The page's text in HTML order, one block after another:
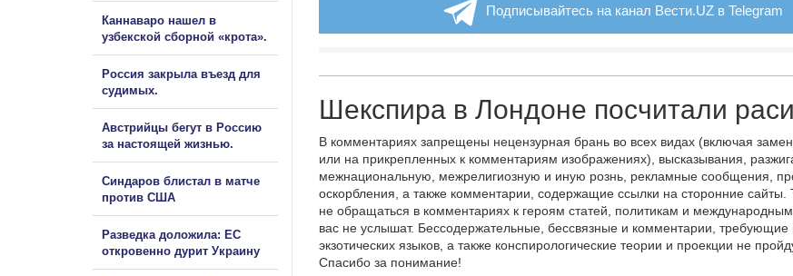
Подписывайтесь на канал Вести.UZ в Telegram
Шекспира в Лондоне посчитали
В комментариях запрещены нецензурная брань во всех видах (включая
или на прикрепленных к комментариям изображениях), высказывания,
межнациональную, межрелигиозную и иную рознь, рекламные сообщения,
оскорбления, а также комментарии, содержащие ссылки на сторонние сайты.
не обращаться в комментариях к героям статей, политикам и
вас не услышат. Бессодержательные, бессвязные и комментарии, требующие
экзотических языков, а также конспирологические теории и проекции не
Спасибо за понимание!
Каннаваро нашел в
узбекской сборной «крота».
Россия закрыла въезд для
судимых.
Австрийцы бегут в Россию
за настоящей жизнью.
Синдаров блистал в матче
против США
Разведка доложила: ЕС
откровенно дурит Украину